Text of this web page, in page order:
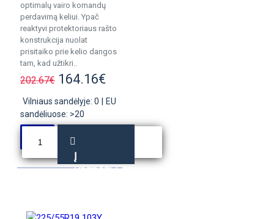
optimalų vairo komandų
perdavimą keliui. Ypač
reaktyvi protektoriaus rašto
konstrukcija nuolat
prisitaiko prie kelio dangos
tam, kad užtikri..
202.67€ 164.16€
Vilniaus sandėlyje: 0
EU
sandėliuose: >20
Į
KREPŠELĮ